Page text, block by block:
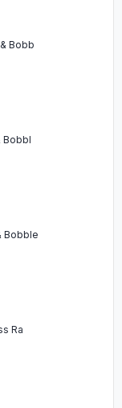
Bobb
Bobbl
Bobble
Ra